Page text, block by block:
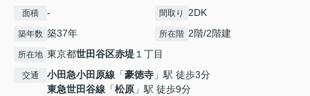
面積 - 間取り 2DK
築年数 築37年 所在階 2階/2階建
所在地 東京都世田谷区赤堤１丁目
交通 小田急小田原線 「豪徳寺 」駅 徒歩3分
東急世田谷線 「松原 」駅 徒歩9分